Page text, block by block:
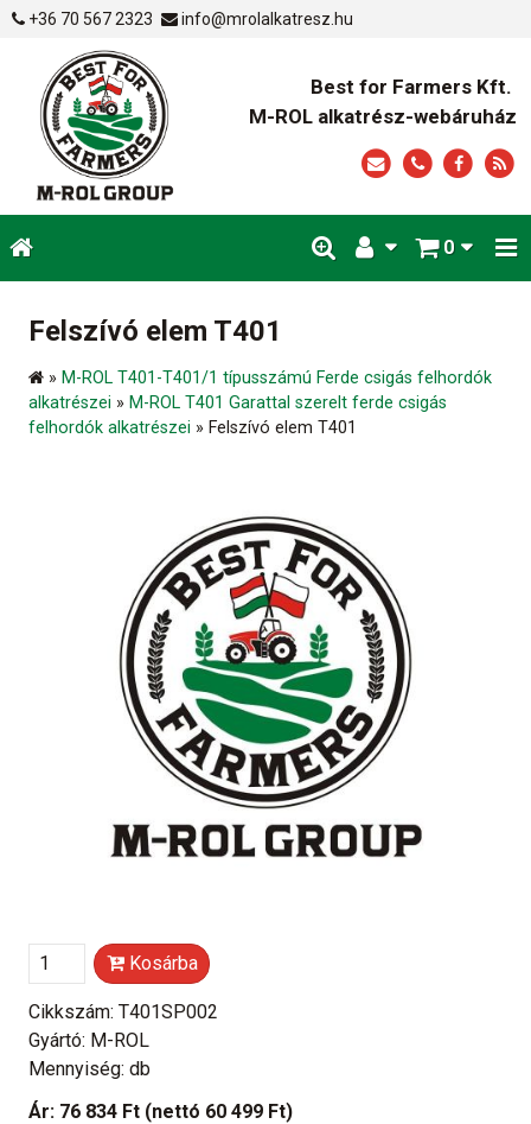
+36 70 567 2323 info@mrolalkatresz.hu
Best for Farmers Kft.
M-ROL alkatrész-webáruház
0
Felszívó elem T401
» M-ROL T401-T401/1 típusszámú Ferde csigás felhordók
alkatrészei » M-ROL T401 Garattal szerelt ferde csigás
felhordók alkatrészei » Felszívó elem T401
Kosárba
Cikkszám: T401SP002
Gyártó: M-ROL
Mennyiség: db
Ár: 76 834 Ft (nettó 60 499 Ft)